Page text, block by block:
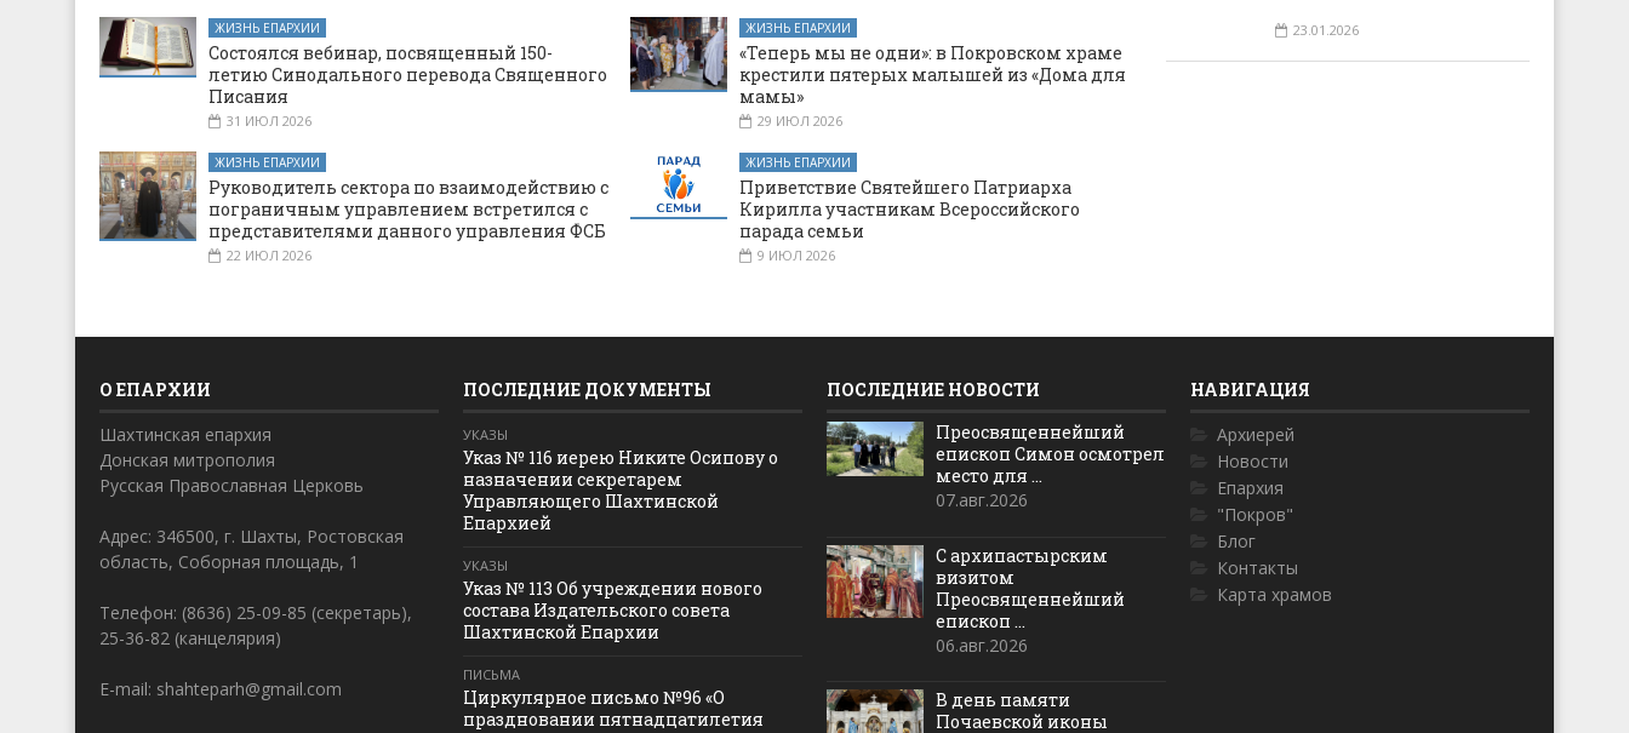
ЖИЗНЬ ЕПАРХИИ
Состоялся вебинар, посвященный 150-
летию Синодального перевода Священного
Писания
31 ИЮЛ 2026
ЖИЗНЬ ЕПАРХИИ
«Теперь мы не одни»: в Покровском храме
крестили пятерых малышей из «Дома для
мамы»
29 ИЮЛ 2026
ЖИЗНЬ ЕПАРХИИ
Руководитель сектора по взаимодействию с
пограничным управлением встретился с
представителями данного управления ФСБ
22 ИЮЛ 2026
ЖИЗНЬ ЕПАРХИИ
Приветствие Святейшего Патриарха
Кирилла участникам Всероссийского
парада семьи
9 ИЮЛ 2026
23.01.2026
О ЕПАРХИИ
Шахтинская епархия
Донская митрополия
Русская Православная Церковь
Адрес: 346500, г. Шахты, Ростовская
область, Соборная площадь, 1
Телефон: (8636) 25-09-85 (секретарь),
25-36-82 (канцелярия)
E-mail: shahteparh@gmail.com
ПОСЛЕДНИЕ ДОКУМЕНТЫ
УКАЗЫ
Указ № 116 иерею Никите Осипову о
назначении секретарем
Управляющего Шахтинской
Епархией
УКАЗЫ
Указ № 113 Об учреждении нового
состава Издательского совета
Шахтинской Епархии
ПИСЬМА
Циркулярное письмо №96 «О
праздновании пятнадцатилетия
ПОСЛЕДНИЕ НОВОСТИ
Преосвященнейший
епископ Симон осмотрел
место для ...
07.авг.2026
С архипастырским
визитом
Преосвященнейший
епископ ...
06.авг.2026
В день памяти
Почаевской иконы
НАВИГАЦИЯ
Архиерей
Новости
Епархия
"Покров"
Блог
Контакты
Карта храмов